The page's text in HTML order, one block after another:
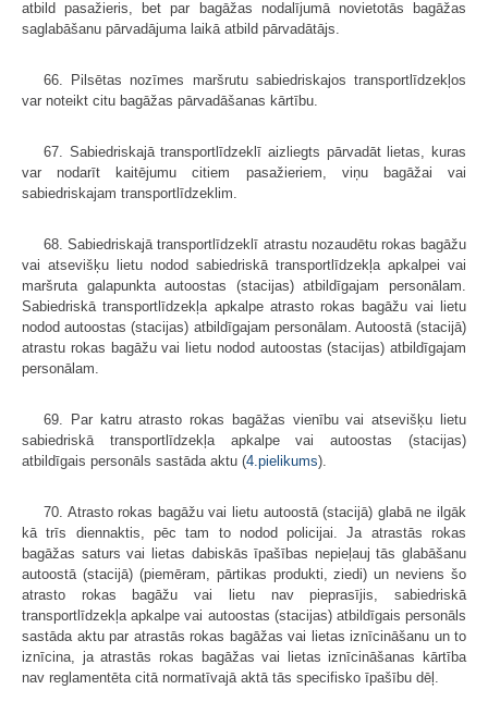
atbild pasažieris, bet par bagāžas nodalījumā novietotās bagāžas
saglabāšanu pārvadājuma laikā atbild pārvadātājs.
66. Pilsētas nozīmes maršrutu sabiedriskajos transportlīdzekļos
var noteikt citu bagāžas pārvadāšanas kārtību.
67. Sabiedriskajā transportlīdzeklī aizliegts pārvadāt lietas, kuras
var nodarīt kaitējumu citiem pasažieriem, viņu bagāžai vai
sabiedriskajam transportlīdzeklim.
68. Sabiedriskajā transportlīdzeklī atrastu nozaudētu rokas bagāžu
vai atsevišķu lietu nodod sabiedriskā transportlīdzekļa apkalpei vai
maršruta galapunkta autoostas (stacijas) atbildīgajam personālam.
Sabiedriskā transportlīdzekļa apkalpe atrasto rokas bagāžu vai lietu
nodod autoostas (stacijas) atbildīgajam personālam. Autoostā (stacijā)
atrastu rokas bagāžu vai lietu nodod autoostas (stacijas) atbildīgajam
personālam.
69. Par katru atrasto rokas bagāžas vienību vai atsevišķu lietu
sabiedriskā transportlīdzekļa apkalpe vai autoostas (stacijas)
atbildīgais personāls sastāda aktu (4.pielikums).
70. Atrasto rokas bagāžu vai lietu autoostā (stacijā) glabā ne ilgāk
kā trīs diennaktis, pēc tam to nodod policijai. Ja atrastās rokas
bagāžas saturs vai lietas dabiskās īpašības nepieļauj tās glabāšanu
autoostā (stacijā) (piemēram, pārtikas produkti, ziedi) un neviens šo
atrasto rokas bagāžu vai lietu nav pieprasījis, sabiedriskā
transportlīdzekļa apkalpe vai autoostas (stacijas) atbildīgais personāls
sastāda aktu par atrastās rokas bagāžas vai lietas iznīcināšanu un to
iznīcina, ja atrastās rokas bagāžas vai lietas iznīcināšanas kārtība
nav reglamentēta citā normatīvajā aktā tās specifisko īpašību dēļ.